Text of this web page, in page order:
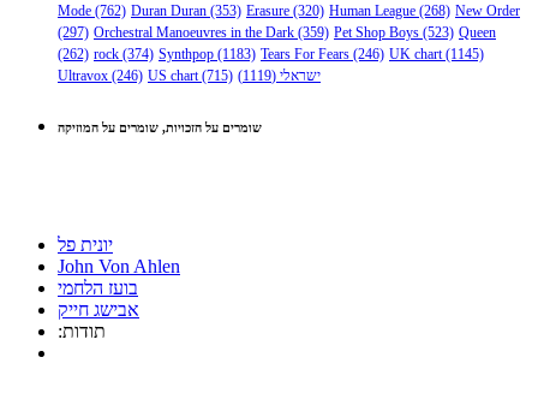
Mode (762) Duran Duran (353) Erasure (320) Human League (268) New Order
(297) Orchestral Manoeuvres in the Dark (359) Pet Shop Boys (523) Queen
(262) rock (374) Synthpop (1183) Tears For Fears (246) UK chart(1145)
Ultravox (246) US chart(715) ישראלי (1119)
שומרים על הזכויות, שומרים על המוזיקה
יונית פל
John Von Ahlen
בועז הלחמי
אבישג חייק
:תודות